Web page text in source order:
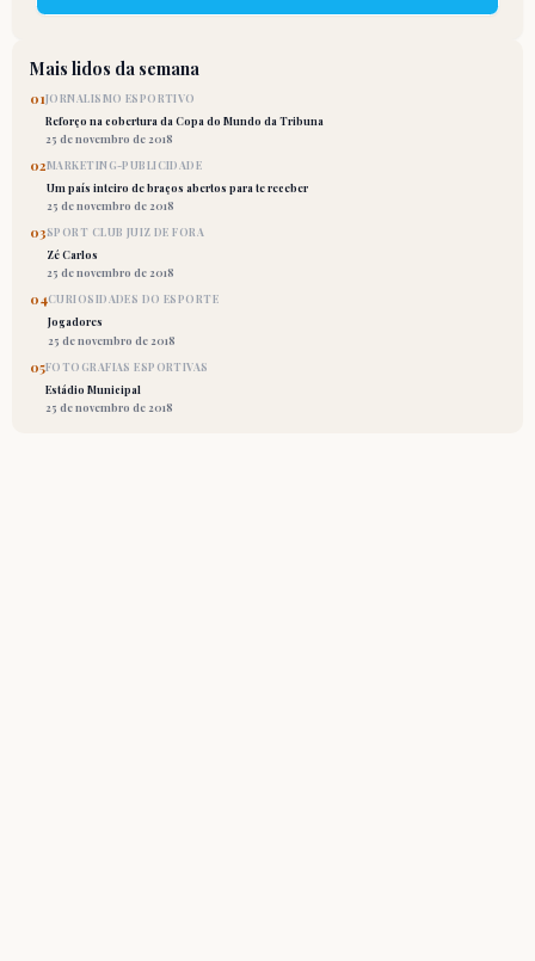
Mais lidos da semana
01JORNALISMO ESPORTIVO
Reforço na cobertura da Copa do Mundo da Tribuna
25 de novembro de 2018
02MARKETING-PUBLICIDADE
Um país inteiro de braços abertos para te receber
25 de novembro de 2018
03SPORT CLUB JUIZ DE FORA
Zé Carlos
25 de novembro de 2018
04CURIOSIDADES DO ESPORTE
Jogadores
25 de novembro de 2018
05FOTOGRAFIAS ESPORTIVAS
Estádio Municipal
25 de novembro de 2018